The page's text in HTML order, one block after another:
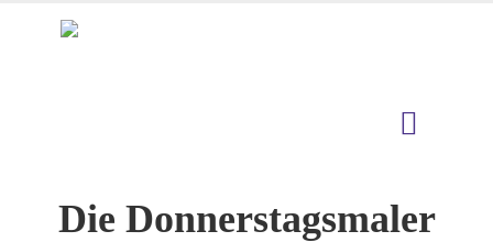
Die Donnerstagsmaler